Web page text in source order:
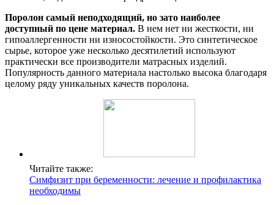
Поролон самый неподходящий, но зато наиболее
доступный по цене материал. В нем нет ни жесткости, ни
гипоаллергенности ни износостойкости. Это синтетическое
сырье, которое уже несколько десятилетий используют
практически все производители матрасных изделий.
Популярность данного материала настолько высока благодаря
целому ряду уникальных качеств поролона.
Читайте также:
Симфизит при беременности: лечение и профилактика
необходимы